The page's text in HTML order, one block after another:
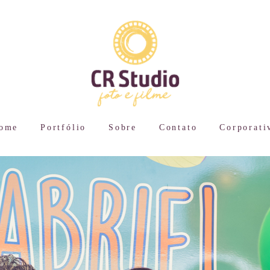
Portfólio Sobre Contato